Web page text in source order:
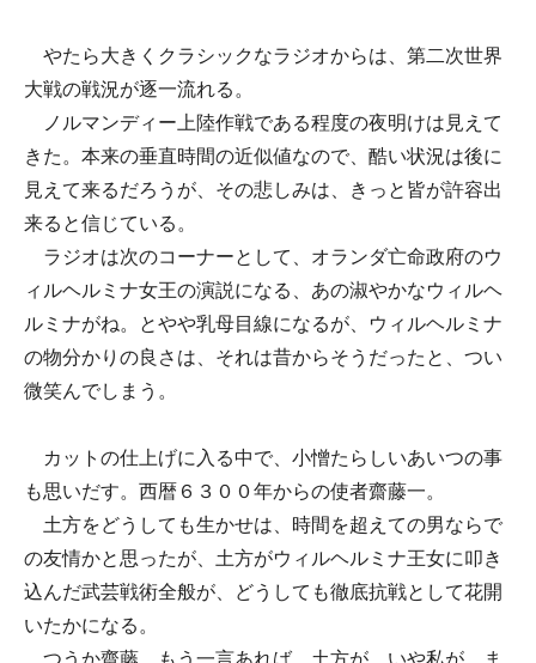
やたら大きくクラシックなラジオからは、第二次世界
大戦の戦況が逐一流れる。
ノルマンディー上陸作戦である程度の夜明けは見えて
きた。本来の垂直時間の近似値なので、酷い状況は後に
見えて来るだろうが、その悲しみは、きっと皆が許容出
来ると信じている。
ラジオは次のコーナーとして、オランダ亡命政府のウ
ィルヘルミナ女王の演説になる、あの淑やかなウィルヘ
ルミナがね。とやや乳母目線になるが、ウィルヘルミナ
の物分かりの良さは、それは昔からそうだったと、つい
微笑んでしまう。
カットの仕上げに入る中で、小憎たらしいあいつの事
も思いだす。西暦６３００年からの使者齋藤一。
土方をどうしても生かせは、時間を超えての男ならで
の友情かと思ったが、土方がウィルヘルミナ王女に叩き
込んだ武芸戦術全般が、どうしても徹底抗戦として花開
いたかになる。
つうか齋藤、もう一言あれば、土方が、いや私が、ま